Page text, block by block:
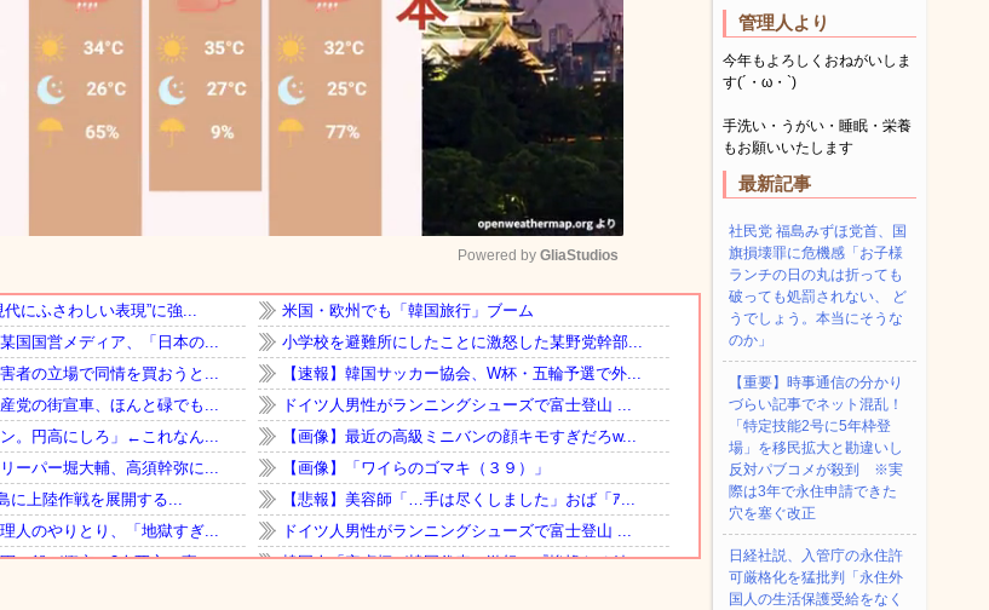
Mute
Powered by GliaStudios
管理人より
今年もよろしくおねがいしま
す(´・ω・`)
手洗い・うがい・睡眠・栄養
もお願いいたします
最新記事
社民党 福島みずほ党首、国
旗損壊罪に危機感「お子様
ランチの日の丸は折っても
破っても処罰されない、 ど
うでしょう。本当にそうな
のか」
【重要】時事通信の分かり
づらい記事でネット混乱！
「特定技能2号に5年枠登
場」を移民拡大と勘違いし
反対パブコメが殺到 ※実
際は3年で永住申請できた
穴を塞ぐ改正
日経社説、入管庁の永住許
可厳格化を猛批判「永住外
国人の生活保護受給をなく